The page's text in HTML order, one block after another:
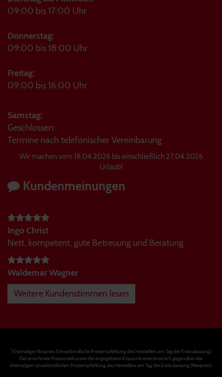
09:00 bis 17:00 Uhr
Donnerstag:
09:00 bis 18:00 Uhr
Freitag:
09:00 bis 16:00 Uhr
Samstag:
Geschlossen:
Termine nach telefonischer Vereinbarung
Wir machen vom 18.04.2026 bis einschließlich 27.04.2026
Urlaub!
Kundenmeinungen
Ingo Christ
Nett, kompetent, gute Betreuung und Beratung.
Waldemar Wagner
Weitere Kundenstimmen lesen
1Ehemaliger Neupreis (Unverbindliche Preisempfehlung des Herstellers am Tag der Erstzulassung).
Der errechnete Preisvorteil sowie die angegebene Ersparnis errechnet sich gegenüber der
ehemaligen unverbindlichen Preisempfehlung des Herstellers am Tag der Erstzulassung (Neupreis).